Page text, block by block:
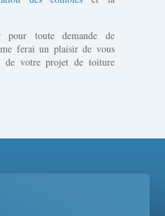
pour toute demande de
ferai un plaisir de vous
de votre projet de toiture